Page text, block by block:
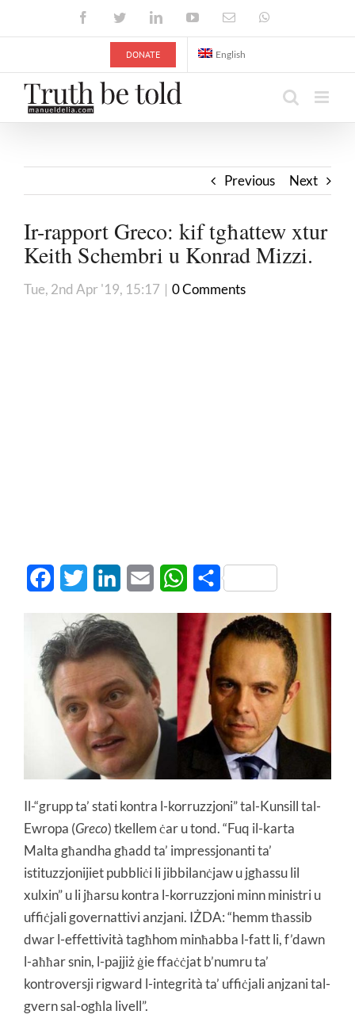
FacebookTwitterLinkedInYouTubeEmail
DONATE English
Previous Next
Ir-rapport Greco: kif tgħattew xtur
Keith Schembri u Konrad Mizzi.
Tue, 2nd Apr '19, 15:17 | 0 Comments
FacebookTwitter LinkedInEmail WhatsApp
Share
Il-“grupp ta’ stati kontra l-korruzzjoni” tal-Kunsill tal-
Ewropa (Greco) tkellem ċar u tond. “Fuq il-karta
Malta għandha għadd ta’ impressjonanti ta’
istituzzjonijiet pubbliċi li jibbilanċjaw u jgħassu lil
xulxin” u li jħarsu kontra l-korruzzjoni minn ministri u
uffiċjali governattivi anzjani. IŻDA: “hemm tħassib
dwar l-effettività tagħhom minħabba l-fatt li, f’dawn
l-aħħar snin, l-pajjiż ġie ffaċċjat b’numru ta’
kontroversji rigward l-integrità ta’ uffiċjali anjzani tal-
gvern sal-ogħla livell”.